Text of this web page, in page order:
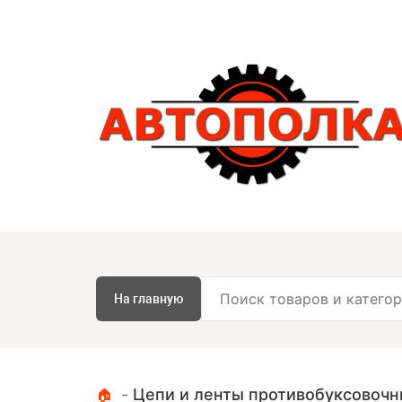
На главную
🏠 - Цепи и ленты